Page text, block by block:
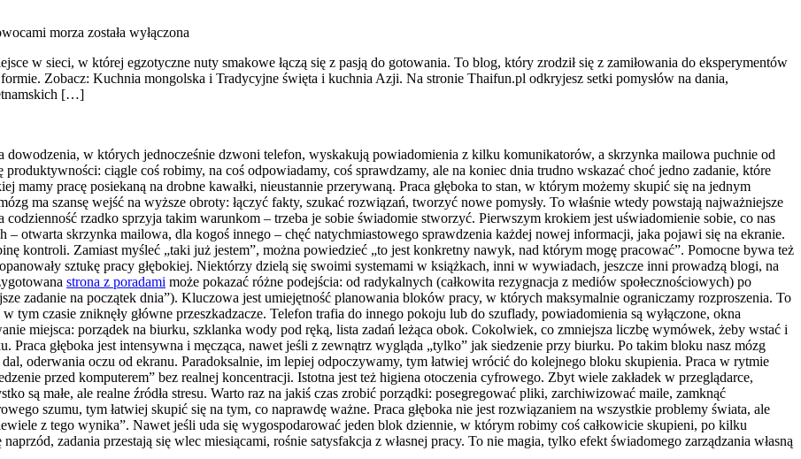
morza została wyłączona
w sieci, w której egzotyczne nuty smakowe łączą się z pasją do gotowania. To blog, który zrodził się z zamiłowania do eksperymentów
Zobacz: Kuchnia mongolska i Tradycyjne święta i kuchnia Azji. Na stronie Thaifun.pl odkryjesz setki pomysłów na dania,
[…]
dowodzenia, w których jednocześnie dzwoni telefon, wyskakują powiadomienia z kilku komunikatorów, a skrzynka mailowa puchnie od
ciągle coś robimy, na coś odpowiadamy, coś sprawdzamy, ale na koniec dnia trudno wskazać choć jedno zadanie, które
mamy pracę posiekaną na drobne kawałki, nieustannie przerywaną. Praca głęboka to stan, w którym możemy skupić się na jednym
ma szansę wejść na wyższe obroty: łączyć fakty, szukać rozwiązań, tworzyć nowe pomysły. To właśnie wtedy powstają najważniejsze
rzadko sprzyja takim warunkom – trzeba je sobie świadomie stworzyć. Pierwszym krokiem jest uświadomienie sobie, co nas
– otwarta skrzynka mailowa, dla kogoś innego – chęć natychmiastowego sprawdzenia każdej nowej informacji, jaka pojawi się na ekranie.
kontroli. Zamiast myśleć „taki już jestem”, można powiedzieć „to jest konkretny nawyk, nad którym mogę pracować”. Pomocne bywa też
sztukę pracy głębokiej. Niektórzy dzielą się swoimi systemami w książkach, inni w wywiadach, jeszcze inni prowadzą blogi, na
strona z poradami może pokazać różne podejścia: od radykalnych (całkowita rezygnacja z mediów społecznościowych) po
zadanie na początek dnia”). Kluczowa jest umiejętność planowania bloków pracy, w których maksymalnie ograniczamy rozproszenia. To
tym czasie zniknęły główne przeszkadzacze. Telefon trafia do innego pokoju lub do szuflady, powiadomienia są wyłączone, okna
miejsca: porządek na biurku, szklanka wody pod ręką, lista zadań leżąca obok. Cokolwiek, co zmniejsza liczbę wymówek, żeby wstać i
Praca głęboka jest intensywna i męcząca, nawet jeśli z zewnątrz wygląda „tylko” jak siedzenie przy biurku. Po takim bloku nasz mózg
oderwania oczu od ekranu. Paradoksalnie, im lepiej odpoczywamy, tym łatwiej wrócić do kolejnego bloku skupienia. Praca w rytmie
przed komputerem” bez realnej koncentracji. Istotna jest też higiena otoczenia cyfrowego. Zbyt wiele zakładek w przeglądarce,
są małe, ale realne źródła stresu. Warto raz na jakiś czas zrobić porządki: posegregować pliki, zarchiwizować maile, zamknąć
szumu, tym łatwiej skupić się na tym, co naprawdę ważne. Praca głęboka nie jest rozwiązaniem na wszystkie problemy świata, ale
z tego wynika”. Nawet jeśli uda się wygospodarować jeden blok dziennie, w którym robimy coś całkowicie skupieni, po kilku
zadania przestają się wlec miesiącami, rośnie satysfakcja z własnej pracy. To nie magia, tylko efekt świadomego zarządzania własną